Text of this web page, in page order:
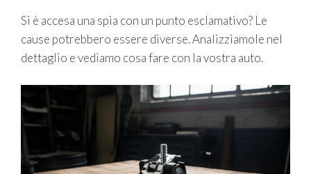
Si è accesa una spia con un punto esclamativo? Le
cause potrebbero essere diverse. Analizziamole nel
dettaglio e vediamo cosa fare con la vostra auto.